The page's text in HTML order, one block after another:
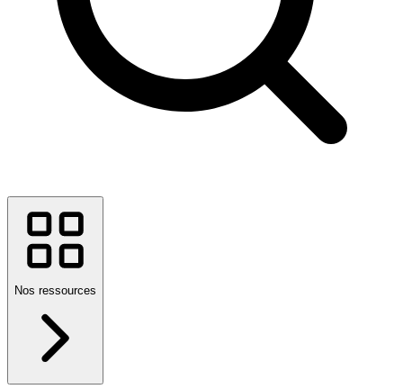
Nos ressources